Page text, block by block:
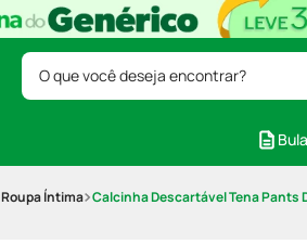
O que você deseja encontrar?
Roupa Íntima Calcinha Descartável Tena Pants